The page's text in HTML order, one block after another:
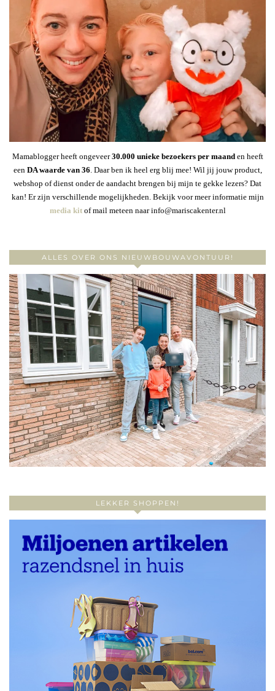
Mamablogger heeft ongeveer30.000 unieke bezoekers per maanden heeft
een DA waarde van 36. Daar ben ik heel erg blij mee! Wil jij jouw product,
webshop of dienst onder de aandacht brengen bij mijn te gekke lezers? Dat
kan! Er zijn verschillende mogelijkheden. Bekijk voor meer informatie mijn
media kitof mail meteen naar info@mariscakenter.nl
ALLES OVER ONS NIEUWBOUWAVONTUUR!
LEKKER SHOPPEN!